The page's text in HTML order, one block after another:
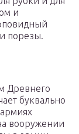
и
порезы.
Древнего
буквально
вооружении